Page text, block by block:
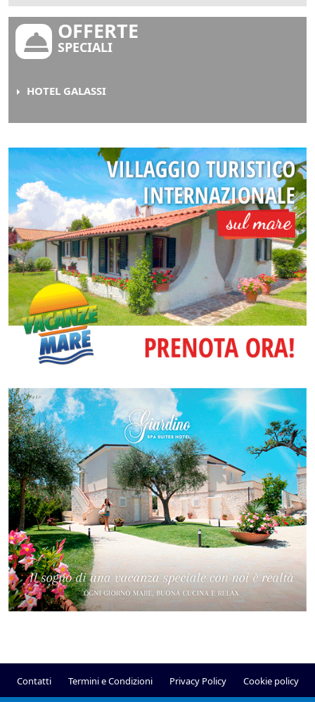
OFFERTE
SPECIALI
HOTEL GALASSI
Contatti Termini e Condizioni Privacy Policy Cookie policy